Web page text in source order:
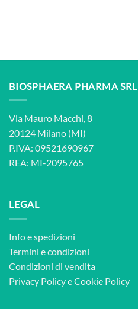
BIOSPHAERA PHARMA SRL
Via Mauro Macchi, 8
20124 Milano (MI)
P.IVA: 09521690967
REA: MI-2095765
LEGAL
Info e spedizioni
Termini e condizioni
Condizioni di vendita
Privacy PolicyeCookie Policy